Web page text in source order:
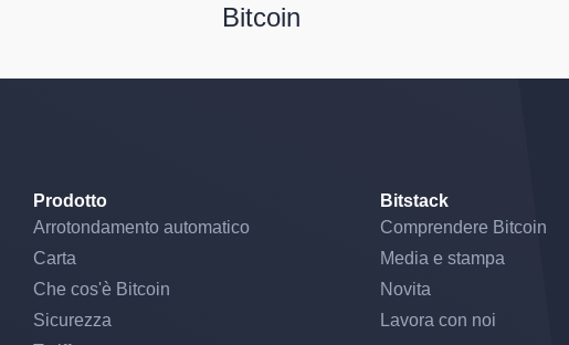
Bitcoin
Prodotto
Arrotondamento automatico
Carta
Che cos'è Bitcoin
Sicurezza
Bitstack
Comprendere Bitcoin
Media e stampa
Novita
Lavora con noi